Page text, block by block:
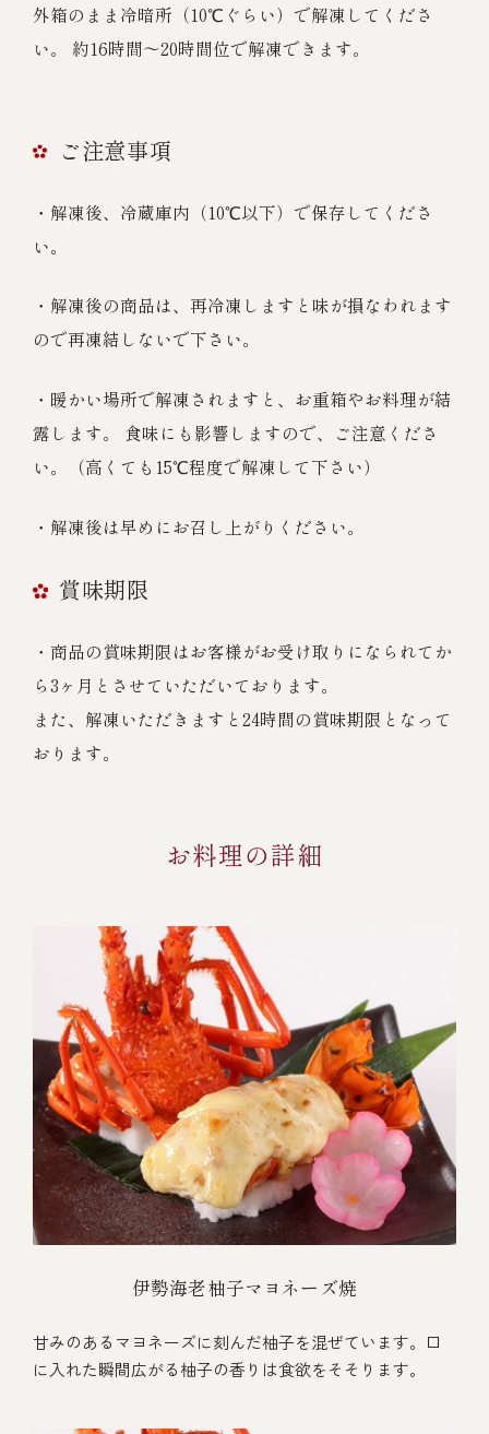
外箱のまま冷暗所（10℃ぐらい）で解凍してくださ
い。 約16時間～20時間位で解凍できます。
ご注意事項
・解凍後、冷蔵庫内（10℃以下）で保存してくださ
い。
・解凍後の商品は、再冷凍しますと味が損なわれます
ので再凍結しないで下さい。
・暖かい場所で解凍されますと、お重箱やお料理が結
露します。 食味にも影響しますので、ご注意くださ
い。（高くても15℃程度で解凍して下さい）
・解凍後は早めにお召し上がりください。
賞味期限
・商品の賞味期限はお客様がお受け取りになられてか
ら3ヶ月とさせていただいております。
また、解凍いただきますと24時間の賞味期限となって
おります。
お料理の詳細
伊勢海老柚子マヨネーズ焼
甘みのあるマヨネーズに刻んだ柚子を混ぜています。口
に入れた瞬間広がる柚子の香りは食欲をそそります。